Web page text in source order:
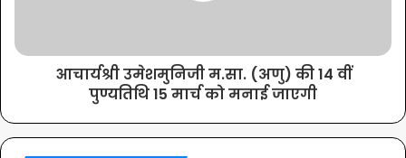
आचार्यश्री उमेशमुनिजी म.सा. (अणु) की 14 वीं
पुण्यतिथि 15 मार्च को मनाई जाएगी